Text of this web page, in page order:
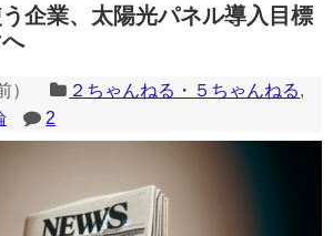
れなくなったり、サイト全体のレイアウトが崩れ
企業、太陽光パネル導入目標
） ２ちゃんねる・５ちゃんねる,
2